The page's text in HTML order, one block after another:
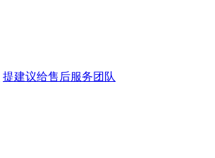
提建议给售后服务团队